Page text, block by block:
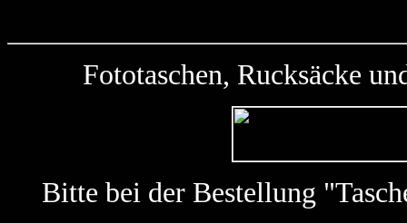
Fototaschen, Rucksäcke
Bitte bei der Bestellung